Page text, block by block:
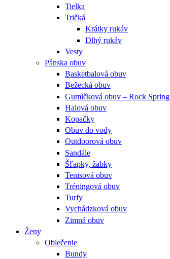
Tielka
Tričká
Krátky rukáv
Dlhý rukáv
Vesty
Pánska obuv
Basketbalová obuv
Bežecká obuv
Gumičková obuv – Rock Spring
Halová obuv
Kopačky
Obuv do vody
Outdoorová obuv
Sandále
Šľapky, žabky
Tenisová obuv
Tréningová obuv
Turfy
Vychádzková obuv
Zimná obuv
Ženy
Oblečenie
Bundy